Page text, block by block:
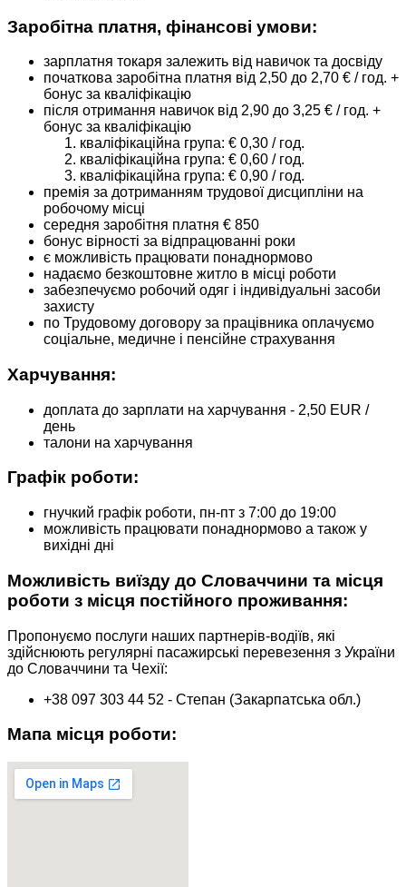
Заробітна платня, фінансові умови:
зарплатня токаря залежить від навичок та досвіду
початкова заробітна платня від 2,50 до 2,70 € / год. +
бонус за кваліфікацію
після отримання навичок від 2,90 до 3,25 € / год. +
бонус за кваліфікацію
кваліфікаційна група: € 0,30 / год.
кваліфікаційна група: € 0,60 / год.
кваліфікаційна група: € 0,90 / год.
премія за дотриманням трудової дисципліни на
робочому місці
середня заробітня платня € 850
бонус вірності за відпрацюванні роки
є можливість працювати понаднормово
надаємо безкоштовне житло в місці роботи
забезпечуємо робочий одяг і індивідуальні засоби
захисту
по Трудовому договору за працівника оплачуємо
соціальне, медичне і пенсійне страхування
Харчування:
доплата до зарплати на харчування - 2,50 EUR /
день
талони на харчування
Графік роботи:
гнучкий графік роботи, пн-пт з 7:00 до 19:00
можливість працювати понаднормово а також у
вихідні дні
Можливість виїзду до Словаччини та місця
роботи з місця постійного проживання:
Пропонуємо послуги наших партнерів-водіїв, які
здійснюють регулярні пасажирські перевезення з України
до Словаччини та Чехії:
+38 097 303 44 52 - Степан (Закарпатська обл.)
Мапа місця роботи: